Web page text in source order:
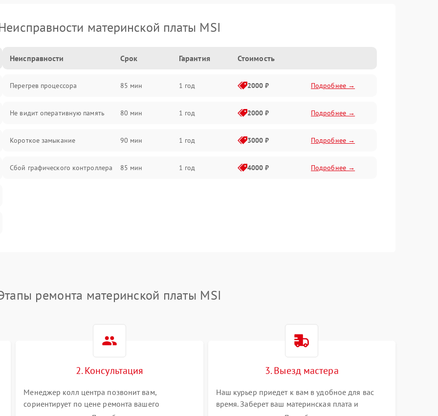
материнской платы MSI
Неисправности Срок Гарантия Стоимость
Перегрев процессора 85 мин 1 год 2000 ₽ Подробнее →
Не видит оперативную память 80 мин 1 год 2000 ₽ Подробнее →
Короткое замыкание 90 мин 1 год 3000 ₽ Подробнее →
Сбой графического контроллера 85 мин 1 год 4000 ₽ Подробнее →
ремонта материнской платы MSI
2. Консультация
Менеджер колл центра позвонит вам,
сориентирует по цене ремонта вашего
3. Выезд мастера
Наш курьер приедет к вам в удобное для вас
время. Заберет ваш материнская плата и